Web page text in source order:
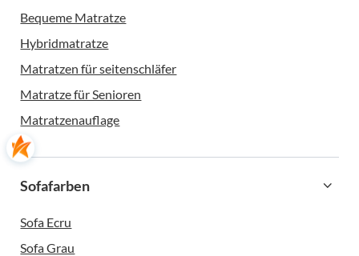
Bequeme Matratze
Hybridmatratze
Matratzen für seitenschläfer
Matratze für Senioren
Matratzenauflage
Sofafarben
Sofa Ecru
Sofa Grau